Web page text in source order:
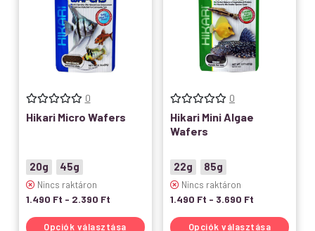
0
Hikari Micro Wafers
20g 45g
Nincs raktáron
1.490 Ft - 2.390 Ft
Opciók választása
0
Hikari Mini Algae
Wafers
22g 85g
Nincs raktáron
1.490 Ft - 3.690 Ft
Opciók választása